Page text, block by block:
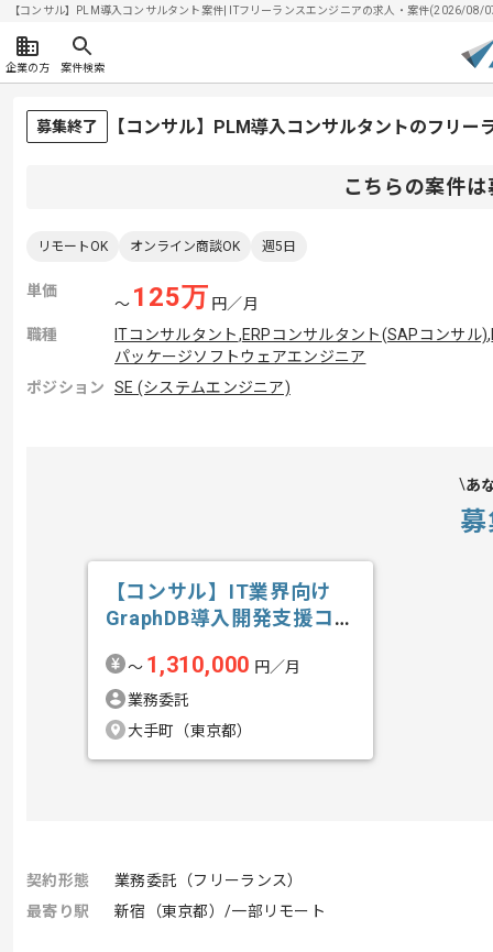
【コンサル】PLM導入コンサルタント案件| ITフリーランスエンジニアの求人・案件(2026/08/
企業の方 案件検索
募集終了 【コンサル】PLM導入コンサルタントのフリー
こちらの案件
リモートOK オンライン商談OK 週5日
単価
〜 125万 円／月
職種
ITコンサルタント,ERPコンサルタント(SAPコンサル),
パッケージソフトウェアエンジニア
ポジション
SE (システムエンジニア)
あ
【コンサル】IT業界向け
GraphDB導入開発支援コン
〜 1,310,000 円／月
業務委託
大手町（東京都）
契約形態
業務委託（フリーランス）
最寄り駅
新宿（東京都）/一部リモート